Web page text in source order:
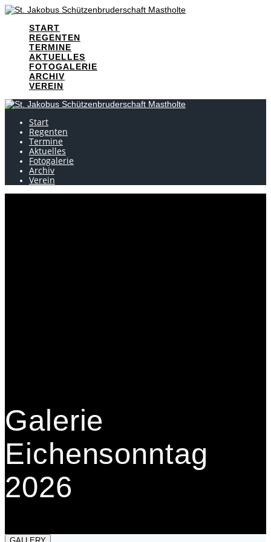
Skip
contentSTART
REGENTEN
TERMINE
AKTUELLES
FOTOGALERIE
ARCHIV
VEREIN
Start
Regenten
Termine
Aktuelles
Fotogalerie
Archiv
Verein
Galerie
Eichensonntag
2026